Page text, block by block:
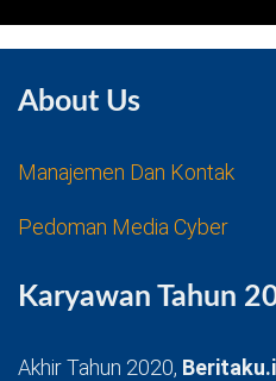
About Us
Manajemen Dan Kontak
Pedoman Media Cyber
Karyawan Tahun
Akhir Tahun 2020,